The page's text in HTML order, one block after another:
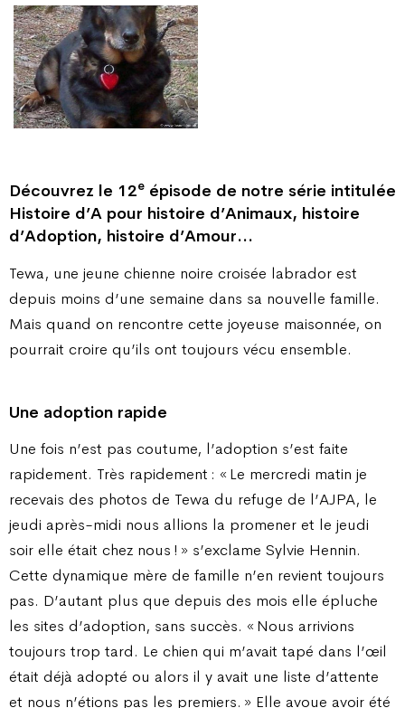
Découvrez le 12e épisode de notre série intitulée
Histoire d’A pour histoire d’Animaux, histoire
d’Adoption, histoire d’Amour…
Tewa, une jeune chienne noire croisée labrador est
depuis moins d’une semaine dans sa nouvelle famille.
Mais quand on rencontre cette joyeuse maisonnée, on
pourrait croire qu’ils ont toujours vécu ensemble.
Une adoption rapide
Une fois n’est pas coutume, l’adoption s’est faite
rapidement. Très rapidement : « Le mercredi matin je
recevais des photos de Tewa du refuge de l’AJPA, le
jeudi après-midi nous allions la promener et le jeudi
soir elle était chez nous ! » s’exclame Sylvie Hennin.
Cette dynamique mère de famille n’en revient toujours
pas. D’autant plus que depuis des mois elle épluche
les sites d’adoption, sans succès. « Nous arrivions
toujours trop tard. Le chien qui m’avait tapé dans l’œil
était déjà adopté ou alors il y avait une liste d’attente
et nous n’étions pas les premiers. » Elle avoue avoir été